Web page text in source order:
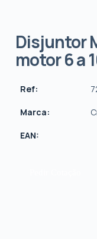
Disjuntor
motor 6 a
Ref:
Marca:
EAN: